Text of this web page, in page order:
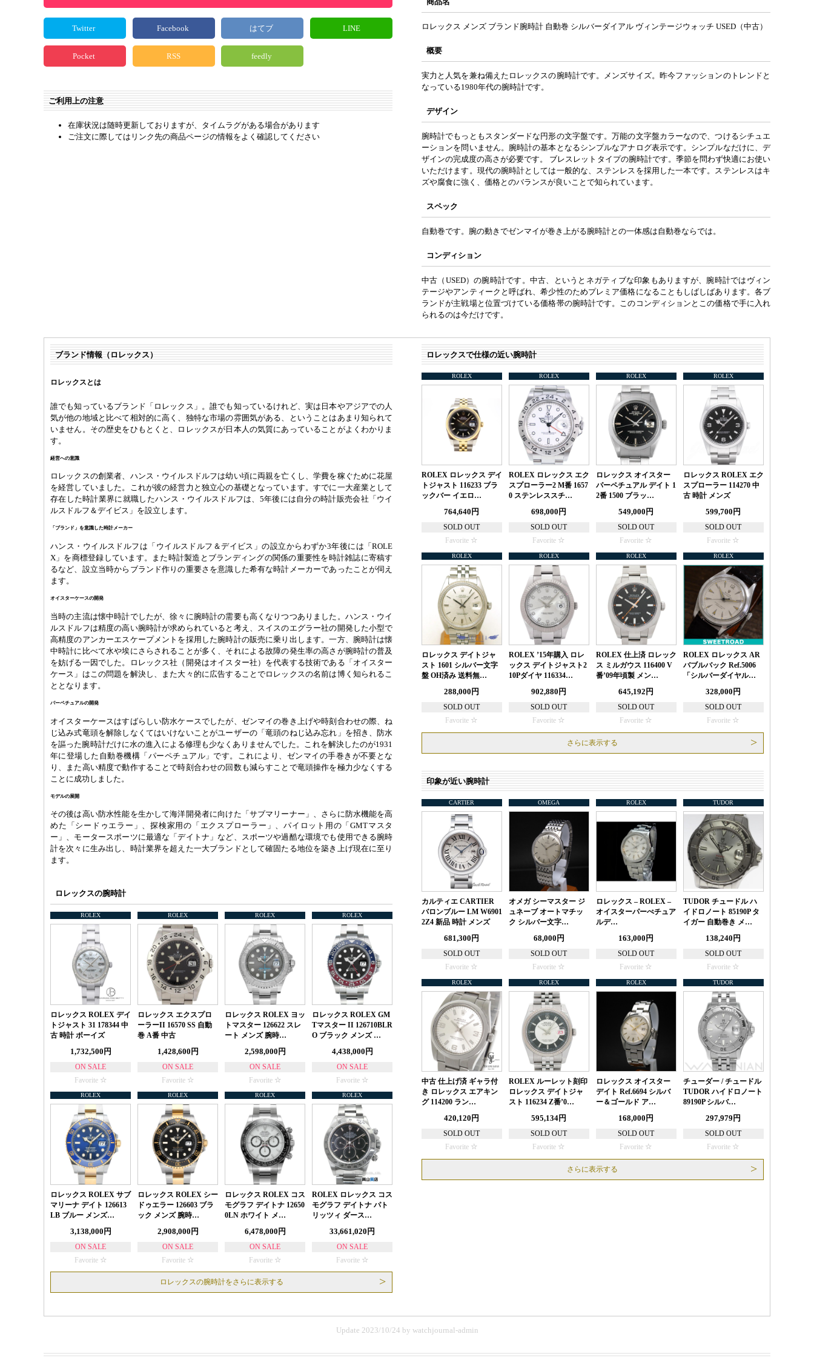
ロレックス メンズ ブランド腕時計 自動巻 シルバーダイアル ヴィンテージウォッチ USED（中古）
概要
実力と人気を兼ね備えたロレックスの腕時計です。メンズサイズ。昨今ファッションのトレンドと
なっている1980年代の腕時計です。
デザイン
腕時計でもっともスタンダードな円形の文字盤です。万能の文字盤カラーなので、つけるシチュエ
ーションを問いません。腕時計の基本となるシンプルなアナログ表示です。シンプルなだけに、デ
ザインの完成度の高さが必要です。 ブレスレットタイプの腕時計です。季節を問わず快適にお使い
いただけます。現代の腕時計としては一般的な、ステンレスを採用した一本です。ステンレスはキ
ズや腐食に強く、価格とのバランスが良いことで知られています。
スペック
自動巻です。腕の動きでゼンマイが巻き上がる腕時計との一体感は自動巻ならでは。
コンディション
中古（USED）の腕時計です。中古、というとネガティブな印象もありますが、腕時計ではヴィン
テージやアンティークと呼ばれ、希少性のためプレミア価格になることもしばしばあります。各ブ
ランドが主戦場と位置づけている価格帯の腕時計です。このコンディションとこの価格で手に入れ
られるのは今だけです。
Twitter Facebook はてブ LINE
Pocket RSS feedly
ご利用上の注意
在庫状況は随時更新しておりますが、タイムラグがある場合があります
ご注文に際してはリンク先の商品ページの情報をよく確認してください
ブランド情報（ロレックス）
ロレックスとは
誰でも知っているブランド「ロレックス」。誰でも知っているけれど、実は日本やアジアでの人
気が他の地域と比べて相対的に高く、独特な市場の雰囲気がある、ということはあまり知られて
いません。その歴史をひもとくと、ロレックスが日本人の気質にあっていることがよくわかりま
す。
経営への意識
ロレックスの創業者、ハンス・ウイルスドルフは幼い頃に両親を亡くし、学費を稼ぐために花屋
を経営していました。これが彼の経営力と独立心の基礎となっています。すでに一大産業として
存在した時計業界に就職したハンス・ウイルスドルフは、5年後には自分の時計販売会社「ウイ
ルスドルフ＆デイビス」を設立します。
「ブランド」を意識した時計メーカー
ハンス・ウイルスドルフは「ウイルスドルフ＆デイビス」の設立からわずか3年後には「ROLE
X」を商標登録しています。また時計製造とブランディングの関係の重要性を時計雑誌に寄稿す
るなど、設立当時からブランド作りの重要さを意識した希有な時計メーカーであったことが伺え
ます。
オイスターケースの開発
当時の主流は懐中時計でしたが、徐々に腕時計の需要も高くなりつつありました。ハンス・ウイ
ルスドルフは精度の高い腕時計が求められていると考え、スイスのエグラー社の開発した小型で
高精度のアンカーエスケープメントを採用した腕時計の販売に乗り出します。一方、腕時計は懐
中時計に比べて水や埃にさらされることが多く、それによる故障の発生率の高さが腕時計の普及
を妨げる一因でした。ロレックス社（開発はオイスター社）を代表する技術である「オイスター
ケース」はこの問題を解決し、また大々的に広告することでロレックスの名前は博く知られるこ
ととなります。
パーペチュアルの開発
オイスターケースはすばらしい防水ケースでしたが、ゼンマイの巻き上げや時刻合わせの際、ね
じ込み式竜頭を解除しなくてはいけないことがユーザーの「竜頭のねじ込み忘れ」を招き、防水
を謳った腕時計だけに水の進入による修理も少なくありませんでした。これを解決したのが1931
年に登場した自動巻機構「パーペチュアル」です。これにより、ゼンマイの手巻きが不要とな
り、また高い精度で動作することで時刻合わせの回数も減らすことで竜頭操作を極力少なくする
ことに成功しました。
モデルの展開
その後は高い防水性能を生かして海洋開発者に向けた「サブマリーナー」、さらに防水機能を高
めた「シードゥエラー」、探検家用の「エクスプローラー」、パイロット用の「GMTマスタ
ー」、モータースポーツに最適な「デイトナ」など、スポーツや過酷な環境でも使用できる腕時
計を次々に生み出し、時計業界を超えた一大ブランドとして確固たる地位を築き上げ現在に至り
ます。
ロレックスの腕時計
ROLEX
ロレックス ROLEX デイ
トジャスト 31 178344 中
古 時計 ボーイズ
1,732,500円
ON SALE
Favorite
ROLEX
ロレックス エクスプロ
ーラーII 16570 SS 自動
巻 A番 中古
1,428,600円
ON SALE
Favorite
ROLEX
ロレックス ROLEX ヨッ
トマスター 126622 スレ
ート メンズ 腕時…
2,598,000円
ON SALE
Favorite
ROLEX
ロレックス ROLEX GM
Tマスター II 126710BLR
O ブラック メンズ …
4,438,000円
ON SALE
Favorite
ROLEX
ロレックス ROLEX サブ
マリーナ デイト 126613
LB ブルー メンズ…
3,138,000円
ON SALE
Favorite
ROLEX
ロレックス ROLEX シー
ドゥエラー 126603 ブラ
ック メンズ 腕時…
2,908,000円
ON SALE
Favorite
ROLEX
ロレックス ROLEX コス
モグラフ デイトナ 12650
0LN ホワイト メ…
6,478,000円
ON SALE
Favorite
ROLEX
ROLEX ロレックス コス
モグラフ デイトナ パト
リッツィ ダース…
33,661,020円
ON SALE
Favorite
ロレックスの腕時計をさらに表示する
ロレックスで仕様の近い腕時計
ROLEX
ROLEX ロレックス デイ
トジャスト 116233 ブラ
ックバー イエロ…
764,640円
SOLD OUT
Favorite
ROLEX
ROLEX ロレックス エク
スプローラー2 M番 1657
0 ステンレススチ…
698,000円
SOLD OUT
Favorite
ROLEX
ロレックス オイスター
パーペチュアル デイト 1
2番 1500 ブラッ…
549,000円
SOLD OUT
Favorite
ROLEX
ロレックス ROLEX エク
スプローラー 114270 中
古 時計 メンズ
599,700円
SOLD OUT
Favorite
ROLEX
ロレックス デイトジャ
スト 1601 シルバー文字
盤 OH済み 送料無…
288,000円
SOLD OUT
Favorite
ROLEX
ROLEX ’15年購入 ロレ
ックス デイトジャスト2
10Pダイヤ 116334…
902,880円
SOLD OUT
Favorite
ROLEX
ROLEX 仕上済 ロレック
ス ミルガウス 116400 V
番’09年頃製 メン…
645,192円
SOLD OUT
Favorite
ROLEX
ROLEX ロレックス AR
バブルバック Ref.5006
「シルバーダイヤル…
328,000円
SOLD OUT
Favorite
さらに表示する
印象が近い腕時計
CARTIER
カルティエ CARTIER
バロンブルー LM W6901
2Z4 新品 時計 メンズ
681,300円
SOLD OUT
Favorite
OMEGA
オメガ シーマスター ジ
ュネーブ オートマチッ
ク シルバー文字…
68,000円
SOLD OUT
Favorite
ROLEX
ロレックス – ROLEX –
オイスターパーぺチュア
ルデ…
163,000円
SOLD OUT
Favorite
TUDOR
TUDOR チュードル ハ
イドロノート 85190P タ
イガー 自動巻き メ…
138,240円
SOLD OUT
Favorite
ROLEX
中古 仕上げ済 ギャラ付
き ロレックス エアキン
グ 114200 ラン…
420,120円
SOLD OUT
Favorite
ROLEX
ROLEX ルーレット刻印
ロレックス デイトジャ
スト 116234 Z番’0…
595,134円
SOLD OUT
Favorite
ROLEX
ロレックス オイスター
デイト Ref.6694 シルバ
ー＆ゴールド ア…
168,000円
SOLD OUT
Favorite
TUDOR
チューダー / チュードル
TUDOR ハイドロノート
89190P シルバ…
297,979円
SOLD OUT
Favorite
さらに表示する
Update 2023/10/24 by watchjournal-admin